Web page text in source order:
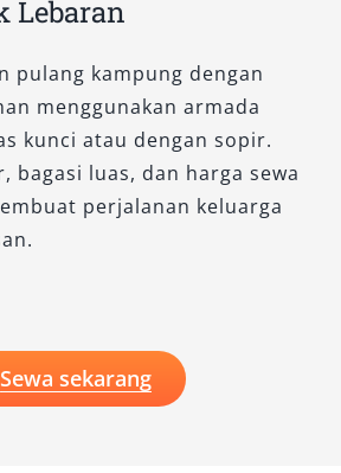
Lebaran
pulang kampung dengan
menggunakan armada
kunci atau dengan sopir.
bagasi luas, dan harga sewa
perjalanan keluarga
Sewa sekarang